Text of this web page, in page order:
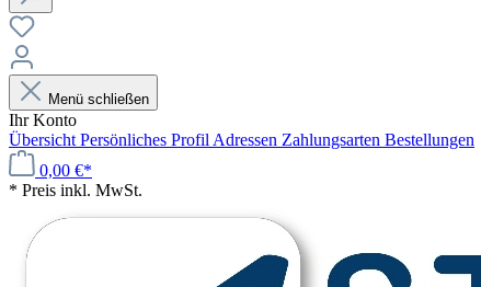
Menü schließen
Ihr Konto
Übersicht Persönliches Profil Adressen Zahlungsarten Bestellungen
0,00 €*
* Preis inkl. MwSt.